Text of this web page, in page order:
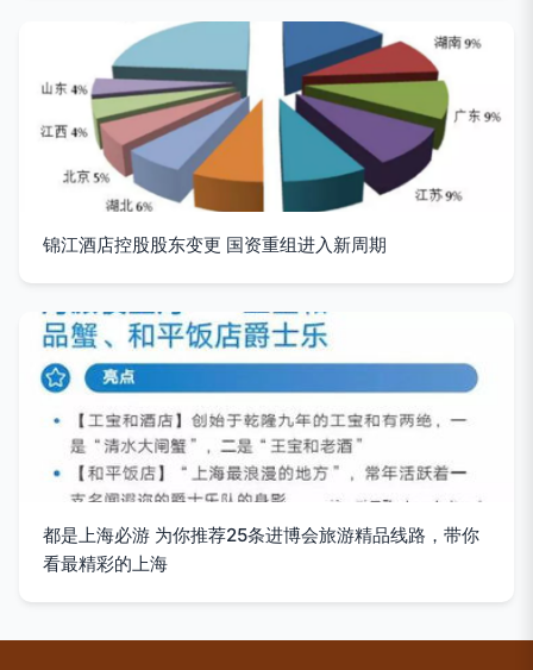
锦江酒店控股股东变更 国资重组进入新周期
都是上海必游 为你推荐25条进博会旅游精品线路，带你
看最精彩的上海